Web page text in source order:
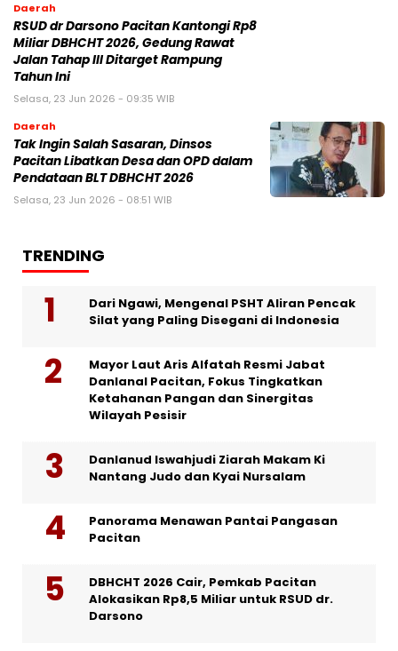
Daerah
RSUD dr Darsono Pacitan Kantongi Rp8
Miliar DBHCHT 2026, Gedung Rawat
Jalan Tahap III Ditarget Rampung
Tahun Ini
Selasa, 23 Jun 2026 - 09:35 WIB
Daerah
Tak Ingin Salah Sasaran, Dinsos
Pacitan Libatkan Desa dan OPD dalam
Pendataan BLT DBHCHT 2026
Selasa, 23 Jun 2026 - 08:51 WIB
TRENDING
Dari Ngawi, Mengenal PSHT Aliran Pencak
Silat yang Paling Disegani di Indonesia
Mayor Laut Aris Alfatah Resmi Jabat
Danlanal Pacitan, Fokus Tingkatkan
Ketahanan Pangan dan Sinergitas
Wilayah Pesisir
Danlanud Iswahjudi Ziarah Makam Ki
Nantang Judo dan Kyai Nursalam
Panorama Menawan Pantai Pangasan
Pacitan
DBHCHT 2026 Cair, Pemkab Pacitan
Alokasikan Rp8,5 Miliar untuk RSUD dr.
Darsono